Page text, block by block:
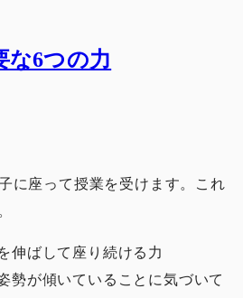
な6つの力
子に座って授業を受けます。これ
伸ばして座り続ける力
勢が傾いていることに気づいて